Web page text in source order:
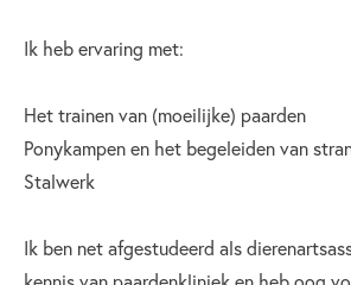
Ik heb ervaring met:
Het trainen van (moeilijke) paarden
Ponykampen en het begeleiden van
Stalwerk
Ik ben net afgestudeerd als